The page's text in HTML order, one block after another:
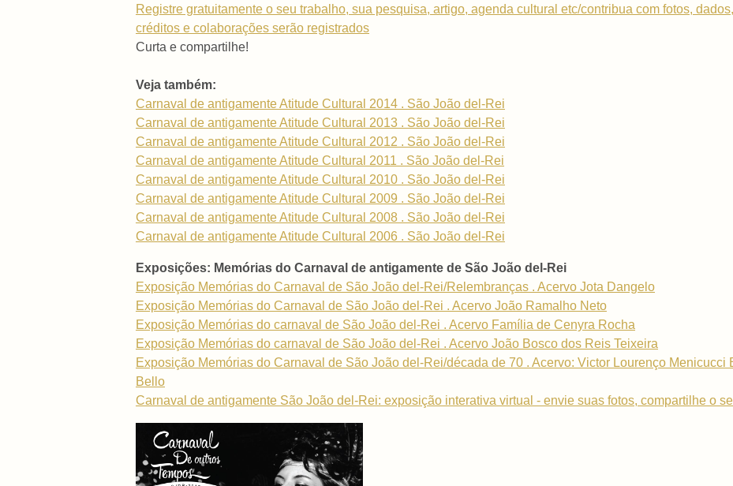
Registre gratuitamente o seu trabalho, sua pesquisa, artigo, agenda cultural etc/contribua com fotos,
créditos e colaborações serão registrados
Curta e compartilhe!
Veja também:
Carnaval de antigamente Atitude Cultural 2014 . São João del-Rei
Carnaval de antigamente Atitude Cultural 2013 . São João del-Rei
Carnaval de antigamente Atitude Cultural 2012 . São João del-Rei
Carnaval de antigamente Atitude Cultural 2011 . São João del-Rei
Carnaval de antigamente Atitude Cultural 2010 . São João del-Rei
Carnaval de antigamente Atitude Cultural 2009 . São João del-Rei
Carnaval de antigamente Atitude Cultural 2008 . São João del-Rei
Carnaval de antigamente Atitude Cultural 2006 . São João del-Rei
Exposições: Memórias do Carnaval de antigamente de São João del-Rei
Exposição Memórias do Carnaval de São João del-Rei/Relembranças . Acervo Jota Dangelo
Exposição Memórias do Carnaval de São João del-Rei . Acervo João Ramalho Neto
Exposição Memórias do carnaval de São João del-Rei . Acervo Família de Cenyra Rocha
Exposição Memórias do carnaval de São João del-Rei . Acervo João Bosco dos Reis Teixeira
Exposição Memórias do Carnaval de São João del-Rei/década de 70 . Acervo: Victor Lourenço Menicucci
Bello
Carnaval de antigamente São João del-Rei: exposição interativa virtual - envie suas fotos, compartilhe o